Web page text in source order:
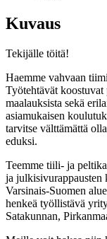
Kuvaus
Tekijälle töitä!
Haemme vahvaan
Työtehtävät
maalauksista sekä
asiamukaisen
tarvitse välttämättä
eduksi.
Teemme tiili- ja
ja julkisivurappausten
Varsinais-Suomen
henkeä työllistävä
Satakunnan,